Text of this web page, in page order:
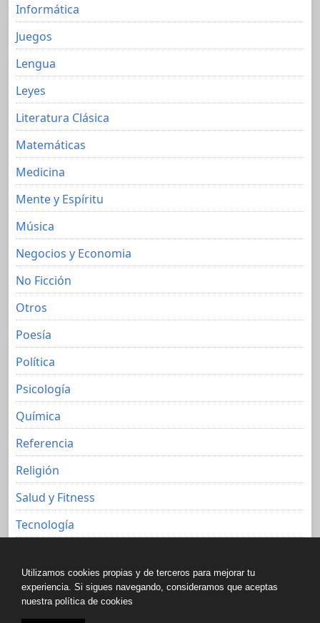
Informática
Juegos
Lengua
Leyes
Literatura Clásica
Matemáticas
Medicina
Mente y Espíritu
Música
Negocios y Economia
No Ficción
Otros
Poesía
Política
Psicología
Química
Referencia
Religión
Salud y Fitness
Tecnología
Utilizamos cookies propias y de terceros para mejorar tu
experiencia. Si sigues navegando, consideramos que aceptas
nuestra política de cookies